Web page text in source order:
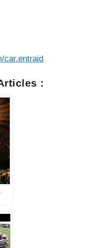
car.entraid
: